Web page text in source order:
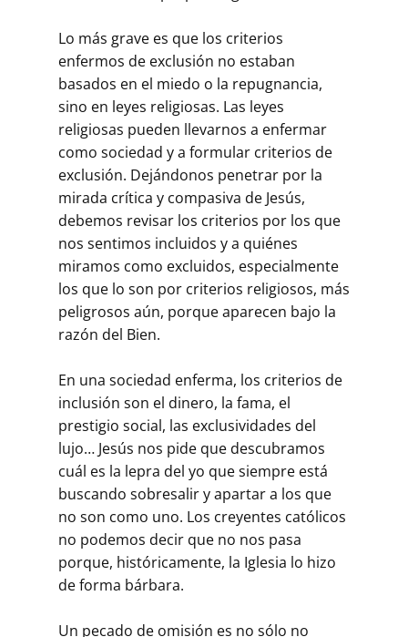
Lo más grave es que los criterios
enfermos de exclusión no estaban
basados en el miedo o la repugnancia,
sino en leyes religiosas. Las leyes
religiosas pueden llevarnos a enfermar
como sociedad y a formular criterios de
exclusión. Dejándonos penetrar por la
mirada crítica y compasiva de Jesús,
debemos revisar los criterios por los que
nos sentimos incluidos y a quiénes
miramos como excluidos, especialmente
los que lo son por criterios religiosos, más
peligrosos aún, porque aparecen bajo la
razón del Bien.
En una sociedad enferma, los criterios de
inclusión son el dinero, la fama, el
prestigio social, las exclusividades del
lujo… Jesús nos pide que descubramos
cuál es la lepra del yo que siempre está
buscando sobresalir y apartar a los que
no son como uno. Los creyentes católicos
no podemos decir que no nos pasa
porque, históricamente, la Iglesia lo hizo
de forma bárbara.
Un pecado de omisión es no sólo no